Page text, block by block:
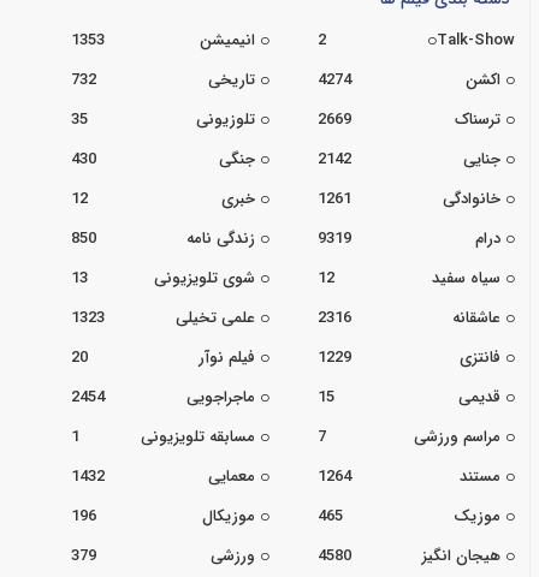
Talk-Show
2 انیمیشن
1353
اکشن
4274 تاریخی
732
ترسناک
2669 تلوزیونی
35
جنایی
2142 جنگی
430
خانوادگی
1261 خبری
12
درام
9319 زندگی نامه
850
سیاه سفید
12 شوی تلویزیونی
13
عاشقانه
2316 علمی تخیلی
1323
فانتزی
1229 فیلم نوآر
20
قدیمی
15 ماجراجویی
2454
مراسم ورزشی
7 مسابقه تلویزیونی
1
مستند
1264 معمایی
1432
موزیک
465 موزیکال
196
هیجان انگیز
4580 ورزشی
379